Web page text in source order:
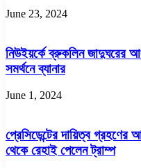
June 23, 2024
নিউইয়র্কে ব্রুকলিন জাদুঘরের
সমর্থনে ব্যানার
June 1, 2024
প্রেসিডেন্টের দায়িত্ব গ্রহণের
থেকে রেহাই পেলেন ট্রাম্প